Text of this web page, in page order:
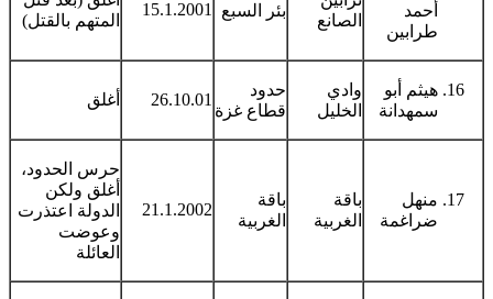
أحمد
طرابين
الصانع
بئر السبع 15.1.2001
المتهم بالقتل)
هيثم أبو
سمهدانة
وادي
الخليل
حدود
قطاع غزة
26.10.01 أغلق
منهل
ضراغمة
باقة
الغربية
باقة
الغربية
21.1.2002
حرس الحدود،
أغلق ولكن
الدولة اعتذرت
وعوضت
العائلة